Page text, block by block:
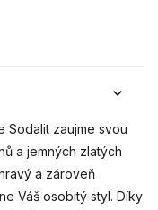
Sodalit zaujme svou
a jemných zlatých
a zároveň
Váš osobitý styl. Díky